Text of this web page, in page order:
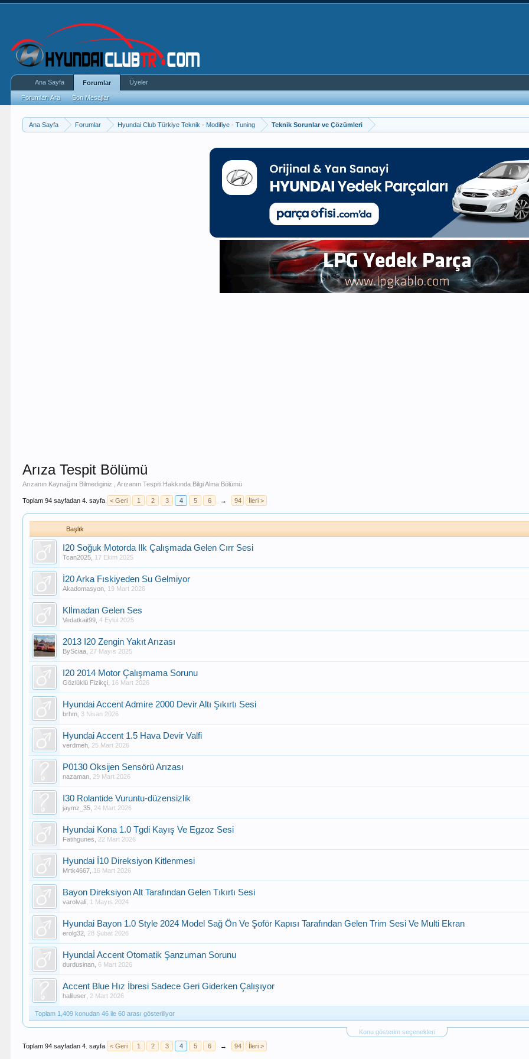
Ana Sayfa Forumlar Hyundai Club Türkiye Teknik - Modifiye - Tuning Teknik Sorunlar ve Çözümleri
Arıza Tespit Bölümü
Arızanın Kaynağını Bilmediginiz , Arızanın Tespiti Hakkında Bilgi Alma Bölümü
Toplam 94 sayfadan 4. sayfa < Geri 1 2 3 4 5 6 → 94 İleri >
Başlık
I20 Soğuk Motorda Ilk Çalışmada Gelen Cırr Sesi
Tcan2025 17 Ekim 2025
İ20 Arka Fıskiyeden Su Gelmiyor
Akadomasyon 19 Mart 2026
Klİmadan Gelen Ses
Vedatkait99 ,4 Eylül 2025
2013 I20 Zengin Yakıt Arızası
BySciaa 27 Mayıs 2025
I20 2014 Motor Çalışmama Sorunu
Gözlüklü Fizikçi 16 Mart 2026
Hyundai Accent Admire 2000 Devir Altı Şıkırtı Sesi
brhm 3 Nisan 2026
Hyundai Accent 1.5 Hava Devir Valfi
verdmeh 25 Mart 2026
P0130 Oksijen Sensörü Arızası
nazaman 29 Mart 2026
I30 Rolantide Vuruntu-düzensizlik
jaymz_35 24 Mart 2026
Hyundai Kona 1.0 Tgdi Kayış Ve Egzoz Sesi
Fatihgunes 22 Mart 2026
Hyundai İ10 Direksiyon Kitlenmesi
Mrtk4667 16 Mart 2026
Bayon Direksiyon Alt Tarafından Gelen Tıkırtı Sesi
varolvali 1 Mayıs 2024
Hyundai Bayon 1.0 Style 2024 Model Sağ Ön Ve Şoför Kapısı Tarafından Gelen Trim Sesi Ve Multi Ekran
erolg32 28 Şubat 2026
Hyundaİ Accent Otomatik Şanzuman Sorunu
durdusinan 6 Mart 2026
Accent Blue Hız İbresi Sadece Geri Giderken Çalışıyor
haliluser 2 Mart 2026
Toplam 1,409 konudan 46 ile 60 arası gösteriliyor
Konu gösterim seçenekleri
Toplam 94 sayfadan 4. sayfa < Geri 1 2 3 4 5 6 → 94 İleri >
Ana Sayfa Forumlar
Forumları Ara Son Mesajlar
Üyeler